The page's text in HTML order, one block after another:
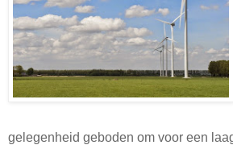
gelegenheid geboden om voor een